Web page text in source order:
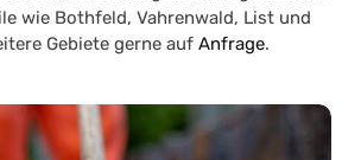
wie Bothfeld, Vahrenwald, List und
Gebiete gerne auf Anfrage.